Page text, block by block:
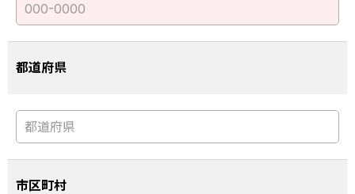
都道府県
市区町村